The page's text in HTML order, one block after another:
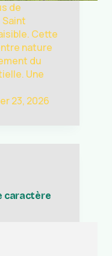
de
Cette
nature
du
Une
23, 2026
caractère